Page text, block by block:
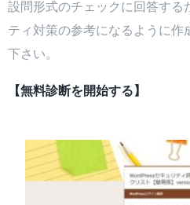
設問形式のチェックに回答する
ティ対策の参考になるように
下さい。
【無料診断を開始する】